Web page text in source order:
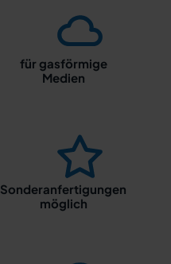
für gasförmige
Medien
Sonderanfertigungen
möglich